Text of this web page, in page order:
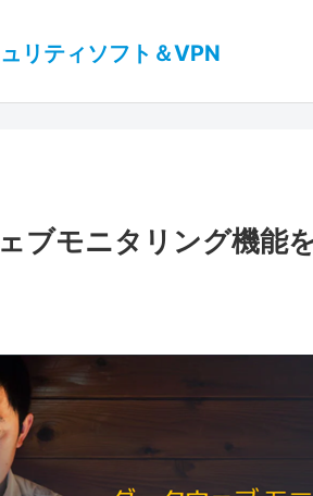
リティソフト＆VPN
ブモニタリング機能